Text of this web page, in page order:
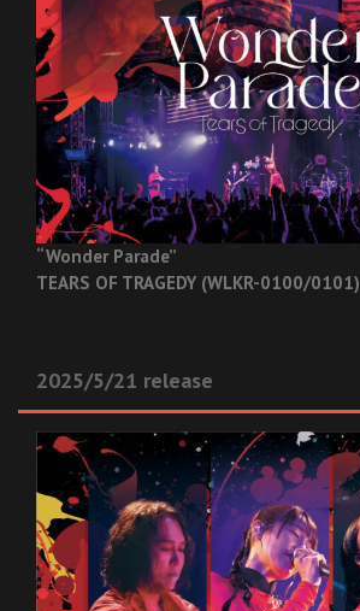
“Wonder Parade”
TEARS OF TRAGEDY (WLKR-0100/0101)
2025/5/21 release